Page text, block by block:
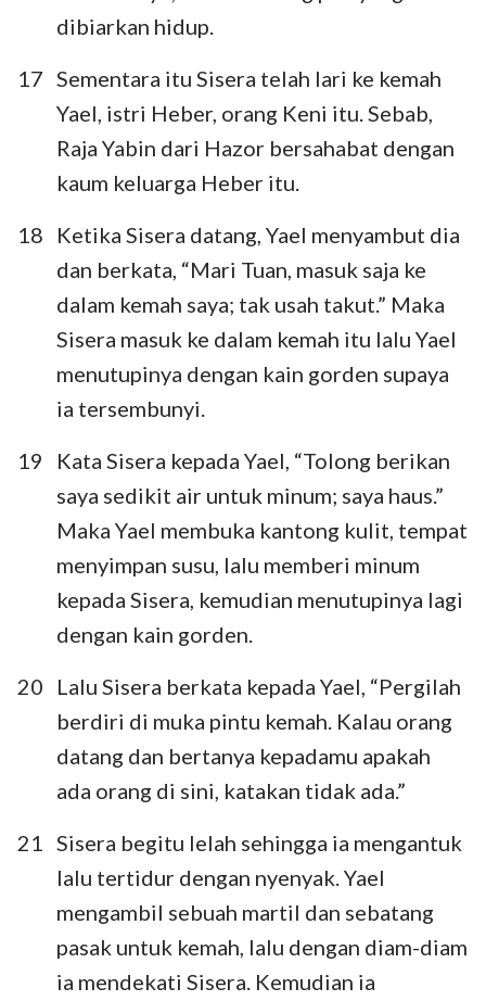
1 2 3 4 5 6
7
8
11
dibiarkan hidup.
17 Sementara itu Sisera telah lari ke kemah
Yael, istri Heber, orang Keni itu. Sebab,
Raja Yabin dari Hazor bersahabat dengan
kaum keluarga Heber itu.
18
Ketika Sisera datang, Yael menyambut dia
dan berkata, “Mari Tuan, masuk saja ke
dalam kemah saya; tak usah takut.” Maka
Sisera masuk ke dalam kemah itu lalu Yael
menutupinya dengan kain gorden supaya
ia tersembunyi.
19
Kata Sisera kepada Yael, “Tolong berikan
saya sedikit air untuk minum; saya haus.”
Maka Yael membuka kantong kulit, tempat
menyimpan susu, lalu memberi minum
kepada Sisera, kemudian menutupinya lagi
dengan kain gorden.
20
Lalu Sisera berkata kepada Yael, “Pergilah
berdiri di muka pintu kemah. Kalau orang
datang dan bertanya kepadamu apakah
ada orang di sini, katakan tidak ada.”
21
Sisera begitu lelah sehingga ia mengantuk
lalu tertidur dengan nyenyak. Yael
mengambil sebuah martil dan sebatang
pasak untuk kemah, lalu dengan diam-diam
ia mendekati Sisera. Kemudian ia